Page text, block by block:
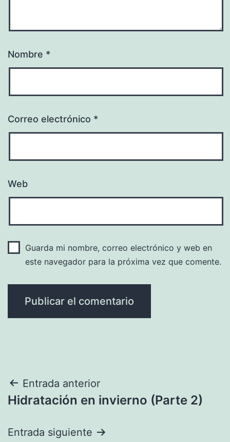
Nombre *
Correo electrónico *
Web
Guarda mi nombre, correo electrónico y web en
este navegador para la próxima vez que comente.
Navegación
de
entradas
Entrada anterior
Hidratación en invierno (Parte 2)
Entrada siguiente